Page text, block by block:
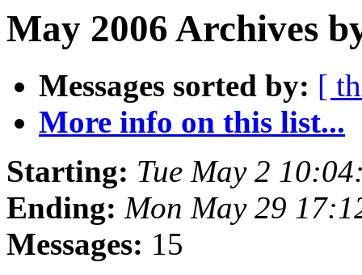
May 2006 Archives
Messages sorted by: [
More info on this list...
Starting: Tue May 2
Ending: Mon May 29
Messages: 15